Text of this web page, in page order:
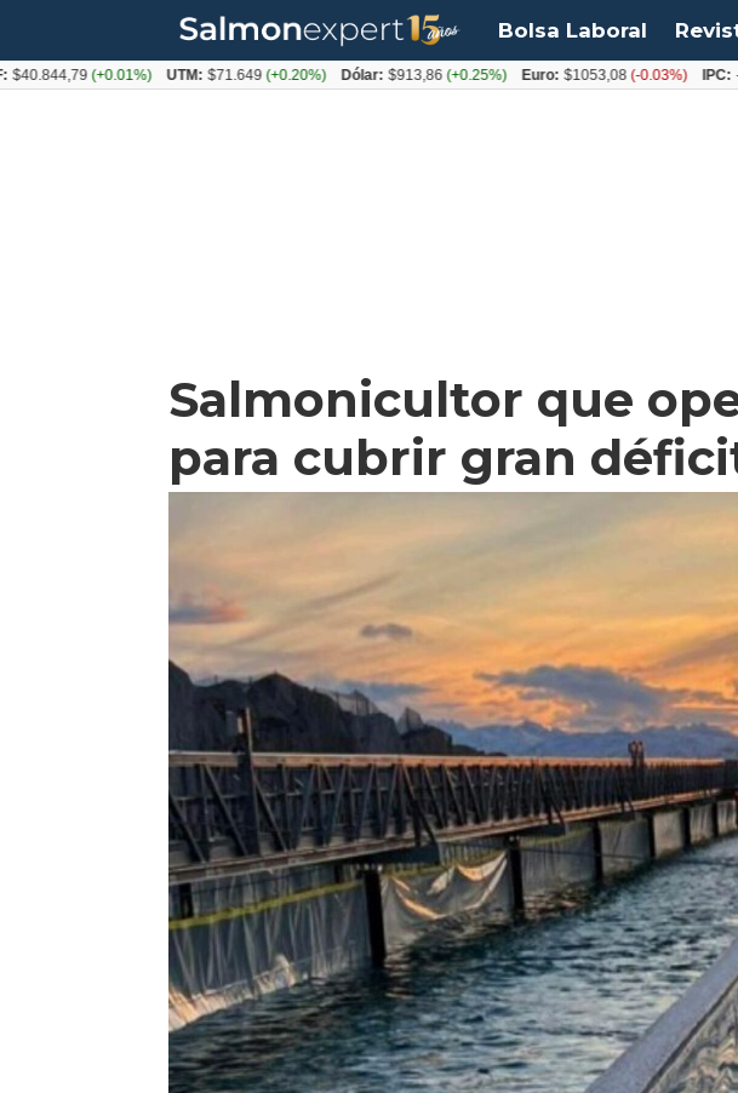
Bolsa Laboral
Salmonicultor que
para cubrir gran
(+0.01%) UTM: $71.649(+0.20%) Dólar: $913,86(+0.25%) Euro: $1053,08(-0.03%) IPC: -0.20%